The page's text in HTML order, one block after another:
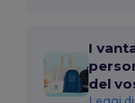
I
del